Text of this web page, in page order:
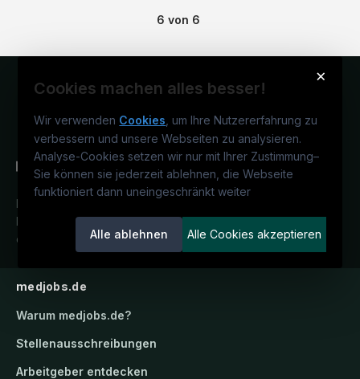
6 von 6
×
Cookies machen alles besser!
Wir verwenden Cookies , um Ihre Nutzererfahrung zu
verbessern und unsere Webseiten zu analysieren.
Analyse-Cookies setzen wir nur mit Ihrer Zustimmung–
Sie können sie jederzeit ablehnen, die Webseite
funktioniert dann uneingeschränkt weiter
Alle ablehnen Alle Cookies akzeptieren
Deutschlands medizinisches
Karriereportal.Ein Service der
candidatis GmbH.
medjobs.de
Warum medjobs.de?
Stellenausschreibungen
Arbeitgeber entdecken